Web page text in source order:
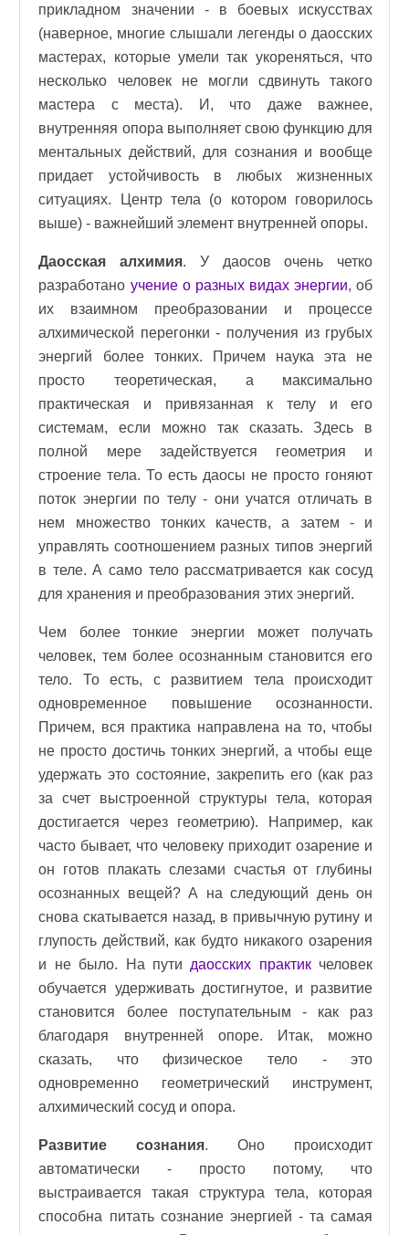
прикладном значении - в боевых искусствах
(наверное, многие слышали легенды о даосских
мастерах, которые умели так укореняться, что
несколько человек не могли сдвинуть такого
мастера с места). И, что даже важнее,
внутренняя опора выполняет свою функцию для
ментальных действий, для сознания и вообще
придает устойчивость в любых жизненных
ситуациях. Центр тела (о котором говорилось
выше) - важнейший элемент внутренней опоры.
Даосская алхимия. У даосов очень четко
разработано учение о разных видах энергии, об
их взаимном преобразовании и процессе
алхимической перегонки - получения из грубых
энергий более тонких. Причем наука эта не
просто теоретическая, а максимально
практическая и привязанная к телу и его
системам, если можно так сказать. Здесь в
полной мере задействуется геометрия и
строение тела. То есть даосы не просто гоняют
поток энергии по телу - они учатся отличать в
нем множество тонких качеств, а затем - и
управлять соотношением разных типов энергий
в теле. А само тело рассматривается как сосуд
для хранения и преобразования этих энергий.
Чем более тонкие энергии может получать
человек, тем более осознанным становится его
тело. То есть, с развитием тела происходит
одновременное повышение осознанности.
Причем, вся практика направлена на то, чтобы
не просто достичь тонких энергий, а чтобы еще
удержать это состояние, закрепить его (как раз
за счет выстроенной структуры тела, которая
достигается через геометрию). Например, как
часто бывает, что человеку приходит озарение и
он готов плакать слезами счастья от глубины
осознанных вещей? А на следующий день он
снова скатывается назад, в привычную рутину и
глупость действий, как будто никакого озарения
и не было. На пути даосских практикчеловек
обучается удерживать достигнутое, и развитие
становится более поступательным - как раз
благодаря внутренней опоре. Итак, можно
сказать, что физическое тело - это
одновременно геометрический инструмент,
алхимический сосуд и опора.
Развитие сознания. Оно происходит
автоматически - просто потому, что
выстраивается такая структура тела, которая
способна питать сознание энергией - та самая